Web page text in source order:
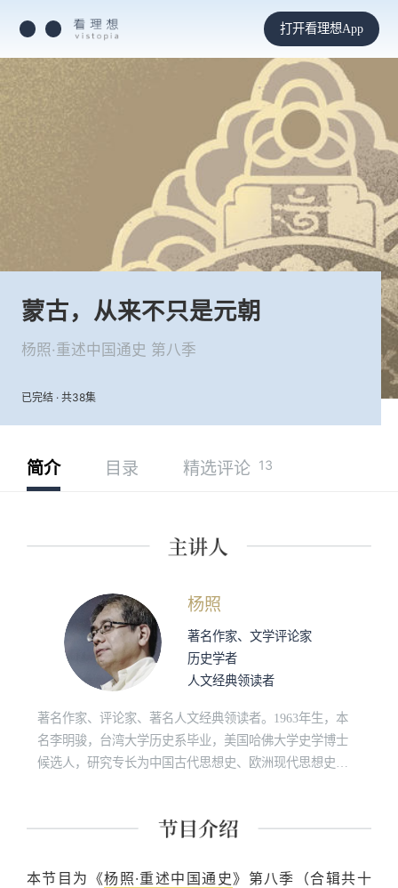
打开看理想App
蒙古，从来不只是元朝
杨照·重述中国通史 第八季
已完结 · 共38集
简介 目录 精选评论 13
杨照
著名作家、文学评论家
历史学者
人文经典领读者
著名作家、评论家、著名人文经典领读者。1963年生，本
名李明骏，台湾大学历史系毕业，美国哈佛大学史学博士
候选人，研究专长为中国古代思想史、欧洲现代思想史、
《故事照亮未来》《想乐：聆听音符背后的美丽心灵》
本节目为《杨照·重述中国通史》第八季（合辑共十